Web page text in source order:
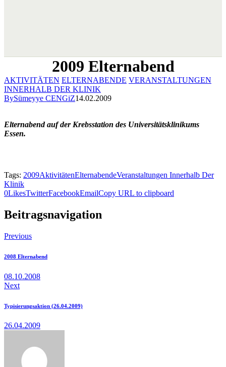
2009 Elternabend
AKTIVITÄTEN ELTERNABENDE VERANSTALTUNGEN
INNERHALB DER KLINIK
BySümeyye CENGiZ14.02.2009
Elternabend auf der Krebsstation des Universitätsklinikums
Essen.
Tags: 2009AktivitätenElternabendeVeranstaltungen Innerhalb Der
Klinik
0LikesTwitterFacebookEmailCopy URL to clipboard
Beitragsnavigation
Previous
2008 Elternabend
08.10.2008
Next
Typisierungsaktion (26.04.2009)
26.04.2009